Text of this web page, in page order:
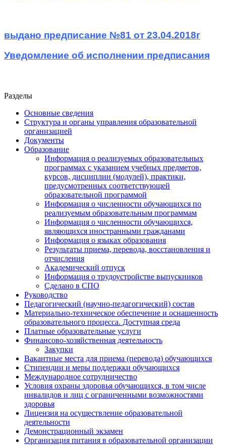
выдано предписание №81 от 23.04.2018г
Уведомление об исполнении предписания
Разделы
Основные сведения
Структура и органы управления образовательной
организацией
Документы
Образование
Информация о реализуемых образовательных
программах с указанием учебных предметов,
курсов, дисциплин (модулей), практики,
предусмотренных соответствующей
образовательной программой
Информация о численности обучающихся по
реализуемым образовательным программам
Информация о численности обучающихся,
являющихся иностранными гражданами
Информация о языках образования
Результаты приема, перевода, восстановления и
отчисления
Академический отпуск
Информация о трудоустройстве выпускников
Сделано в СПО
Руководство
Педагогический (научно-педагогический) состав
Материально-техническое обеспечение и оснащенность
образовательного процесса. Доступная среда
Платные образовательные услуги
Финансово-хозяйственная деятельность
Закупки
Вакантные места для приема (перевода) обучающихся
Стипендии и меры поддержки обучающихся
Международное сотрудничество
Условия охраны здоровья обучающихся, в том числе
инвалидов и лиц с ограниченными возможностями
здоровья
Лицензия на осуществление образовательной
деятельности
Демонстрационный экзамен
Организация питания в образовательной организации